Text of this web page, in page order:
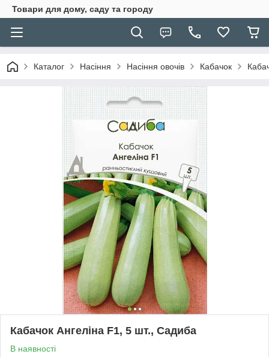
Товари для дому, саду та городу
Каталог Насіння Насіння овочів Кабачок
Кабачок Ангеліна F1, 5 шт., Садиба
В наявності